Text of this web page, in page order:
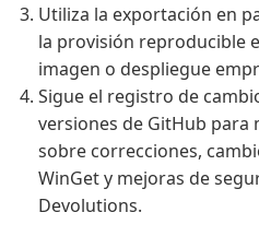
Utiliza la exportación en
la provisión reproducible
imagen o despliegue
Sigue el registro de
versiones de GitHub
sobre correcciones,
WinGet y mejoras de
Devolutions.